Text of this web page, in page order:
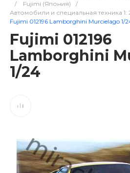
/
Fujimi (Япония)
/
Автомобили и специальная техника 1:
Fujimi 012196 Lamborghini Murcielago 1/
Fujimi 012196
Lamborghini
1/24